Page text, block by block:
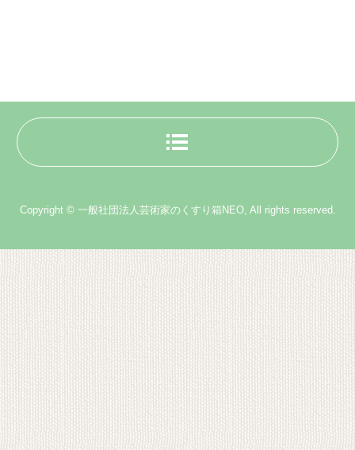
Copyright © 一般社団法人芸術家のくすり箱NEO, All rights reserved.